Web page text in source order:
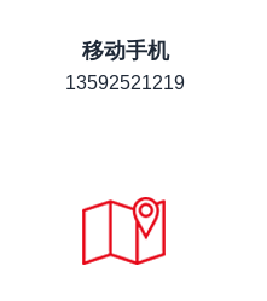
移动手机
13592521219